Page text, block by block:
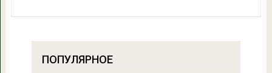
ПОПУЛЯРНОЕ